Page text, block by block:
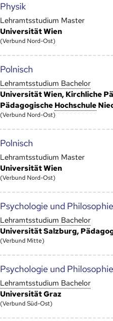
Physik
Lehramtsstudium Master
Universität Wien
(Verbund Nord-Ost)
Polnisch
Lehramtsstudium Bachelor
Universität Wien, Kirchliche
Pädagogische Hoch­schule
(Verbund Nord-Ost)
Polnisch
Lehramtsstudium Master
Universität Wien
(Verbund Nord-Ost)
Psychologie und Philosophie
Lehramtsstudium Bachelor
Universität Salzburg,
(Verbund Mitte)
Psychologie und Philosophie
Lehramtsstudium Bachelor
Universität Graz
(Verbund Süd-Ost)